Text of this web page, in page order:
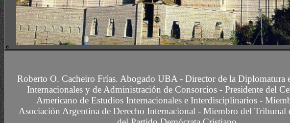
Roberto O. Cacheiro Frías. Abogado UBA - Director de la Diplomatura
Internacionales y de Administración de Consorcios - Presidente del
Americano de Estudios Internacionales e Interdisciplinarios -
Asociación Argentina de Derecho Internacional - Miembro del Tribunal